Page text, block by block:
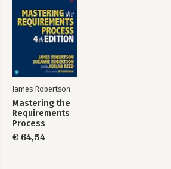
James Robertson
Mastering the
Requirements
Process
€ 64,54